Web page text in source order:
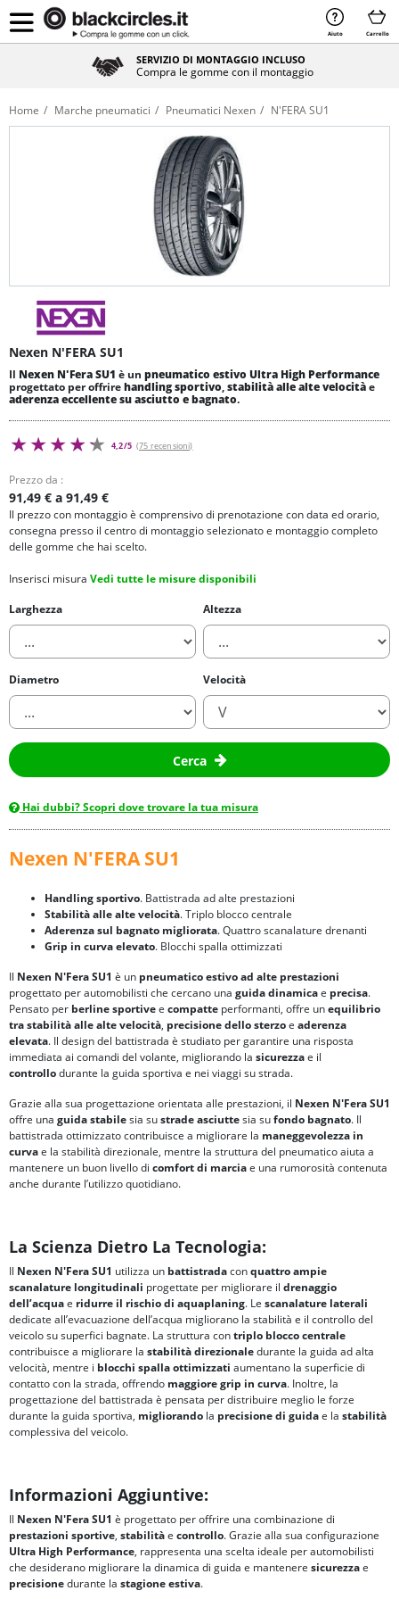
Aiuto Carrello
SERVIZIO DI MONTAGGIO INCLUSO
Compra le gomme con il montaggio
Home Marche pneumatici Pneumatici Nexen N'FERA SU1
Nexen N'FERA SU1
Il Nexen N'Fera SU1 è un pneumatico estivo Ultra High Performance
progettato per offrirehandling sportivo,stabilità alle alte velocitàe
aderenza eccellente su asciutto e bagnato.
4,2/5 (75 recensioni)
Prezzo da :
91,49 € a 91,49 €
Il prezzo con montaggio è comprensivo di prenotazione con data ed orario,
consegna presso il centro di montaggio selezionato e montaggio completo
delle gomme che hai scelto.
Inserisci misura Vedi tutte le misure disponibili
Larghezza
Altezza
Diametro Velocità
Cerca
Hai dubbi? Scopri dove trovare la tua misura
Nexen N'FERA SU1
Handling sportivo. Battistrada ad alte prestazioni
Stabilità alle alte velocità. Triplo blocco centrale
Aderenza sul bagnato migliorata. Quattro scanalature drenanti
Grip in curva elevato. Blocchi spalla ottimizzati
Il Nexen N'Fera SU1 è un pneumatico estivo ad alte prestazioni
progettato per automobilisti che cercano una guida dinamicae precisa.
Pensato per berline sportivee compatte performanti, offre unequilibrio
trastabilità alle alte velocità, precisione dello sterzoe aderenza
elevata. Il design del battistrada è studiato per garantire una risposta
immediata ai comandi del volante, migliorando la sicurezzae il
controllodurante la guida sportiva e nei viaggi su strada.
Grazie alla sua progettazione orientata alle prestazioni, il Nexen N'Fera SU1
offre una guida stabilesia sustrade asciuttesia sufondo bagnato. Il
battistrada ottimizzato contribuisce a migliorare la maneggevolezza in
curvae la stabilità direzionale, mentre la struttura del pneumatico aiuta a
mantenere un buon livello di comfort di marciae una rumorosità contenuta
anche durante l’utilizzo quotidiano.
La Scienza Dietro La Tecnologia:
Il Nexen N'Fera SU1 utilizza un battistradaconquattro ampie
scanalature longitudinali progettate per migliorare il drenaggio
dell’acquae ridurre il rischio di aquaplaning. Le scanalature laterali
dedicate all’evacuazione dell’acqua migliorano la stabilità e il controllo del
veicolo su superfici bagnate. La struttura contriplo blocco centrale
contribuisce a migliorare la stabilità direzionaledurante la guida ad alta
velocità, mentre i blocchi spalla ottimizzati aumentano la superficie di
contatto con la strada, offrendo maggiore grip in curva. Inoltre, la
progettazione del battistrada è pensata per distribuire meglio le forze
durante la guida sportiva, migliorando la precisione di guidae la stabilità
complessiva del veicolo.
Informazioni Aggiuntive:
Il Nexen N'Fera SU1 è progettato per offrire una combinazione di
prestazioni sportive, stabilitàe controllo. Grazie alla sua configurazione
Ultra High Performance, rappresenta una scelta ideale per automobilisti
che desiderano migliorare la dinamica di guida e mantenere sicurezzae
precisionedurante la stagione estiva.